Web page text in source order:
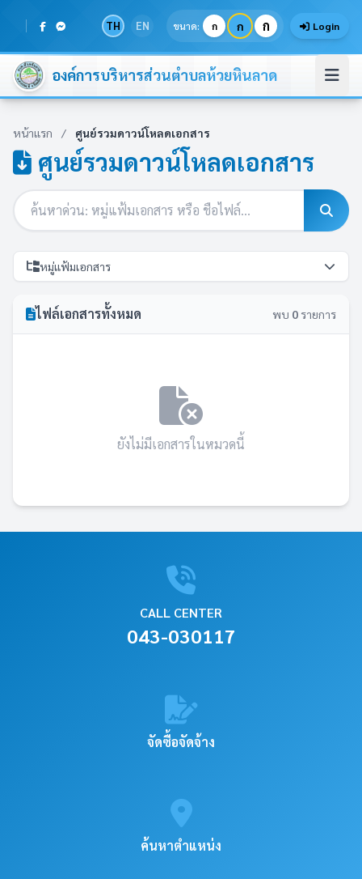
TH EN ขนาด: ก ก ก Login
องค์การบริหารส่วนตำบลห้วยหินลาด
หน้าแรก / ศูนย์รวมดาวน์โหลดเอกสาร
ศูนย์รวมดาวน์โหลดเอกสาร
หมู่แฟ้มเอกสาร
ไฟล์เอกสารทั้งหมด พบ 0 รายการ
ยังไม่มีเอกสารในหมวดนี้
CALL CENTER
043-030117
จัดซื้อจัดจ้าง
ค้นหาตำแหน่ง